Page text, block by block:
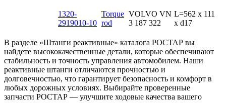
1320-
2919010-10
Torque
rod
VOLVO VN
3 187 322
L=562 x 111
x d17
В разделе «Штанги реактивные» каталога РОСТАР вы
найдете высококачественные детали, которые обеспечивают
стабильность и точность управления автомобилем. Наши
реактивные штанги отличаются прочностью и
долговечностью, что гарантирует безопасность и комфорт в
любых дорожных условиях. Выбирайте проверенные
запчасти РОСТАР — улучшите ходовые качества вашего